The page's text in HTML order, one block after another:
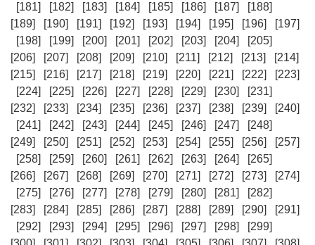
[181]
[182] [183] [184] [185] [186] [187]
[188]
[189]
[190] [191] [192] [193] [194] [195] [196]
[197]
[198]
[199] [200] [201] [202] [203] [204]
[205]
[206]
[207] [208] [209] [210] [211] [212] [213]
[214]
[215]
[216] [217] [218] [219] [220] [221] [222]
[223]
[224]
[225] [226] [227] [228] [229] [230]
[231]
[232]
[233] [234] [235] [236] [237] [238] [239]
[240]
[241]
[242] [243] [244] [245] [246] [247]
[248]
[249]
[250] [251] [252] [253] [254] [255] [256]
[257]
[258]
[259] [260] [261] [262] [263] [264]
[265]
[266]
[267] [268] [269] [270] [271] [272] [273]
[274]
[275]
[276] [277] [278] [279] [280] [281]
[282]
[283]
[284] [285] [286] [287] [288] [289] [290]
[291]
[292]
[293] [294] [295] [296] [297] [298]
[299]